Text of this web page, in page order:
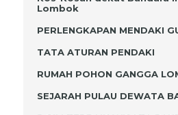
Lombok
PERLENGKAPAN MENDAKI
TATA ATURAN PENDAKI
RUMAH POHON GANGGA
SEJARAH PULAU DEWATA